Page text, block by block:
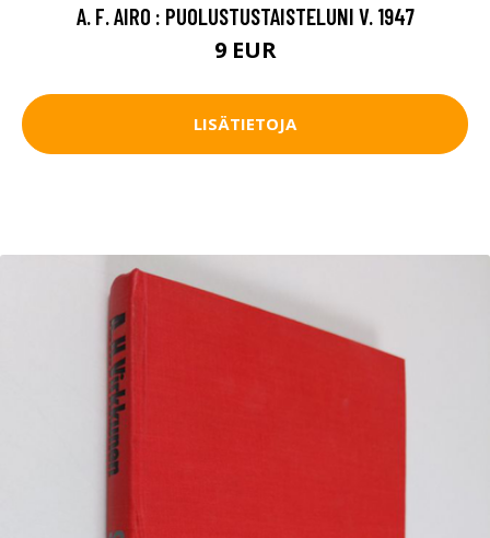
A. F. AIRO : PUOLUSTUSTAISTELUNI V. 1947
9 EUR
LISÄTIETOJA